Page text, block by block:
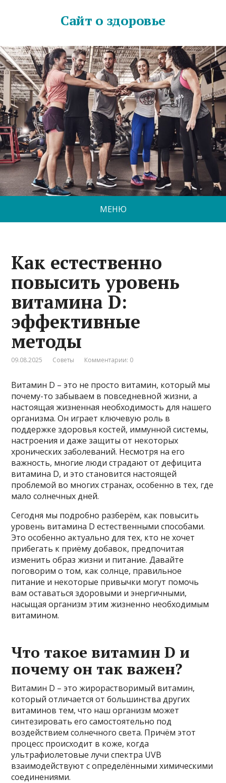
Сайт о здоровье
МЕНЮ
Как естественно
повысить уровень
витамина D:
эффективные
методы
09.08.2025 Советы Комментарии: 0
Витамин D – это не просто витамин, который мы
почему-то забываем в повседневной жизни, а
настоящая жизненная необходимость для нашего
организма. Он играет ключевую роль в
поддержке здоровья костей, иммунной системы,
настроения и даже защиты от некоторых
хронических заболеваний. Несмотря на его
важность, многие люди страдают от дефицита
витамина D, и это становится настоящей
проблемой во многих странах, особенно в тех, где
мало солнечных дней.
Сегодня мы подробно разберём, как повысить
уровень витамина D естественными способами.
Это особенно актуально для тех, кто не хочет
прибегать к приёму добавок, предпочитая
изменить образ жизни и питание. Давайте
поговорим о том, как солнце, правильное
питание и некоторые привычки могут помочь
вам оставаться здоровыми и энергичными,
насыщая организм этим жизненно необходимым
витамином.
Что такое витамин D и
почему он так важен?
Витамин D – это жирорастворимый витамин,
который отличается от большинства других
витаминов тем, что наш организм может
синтезировать его самостоятельно под
воздействием солнечного света. Причём этот
процесс происходит в коже, когда
ультрафиолетовые лучи спектра UVB
взаимодействуют с определёнными химическими
соединениями.